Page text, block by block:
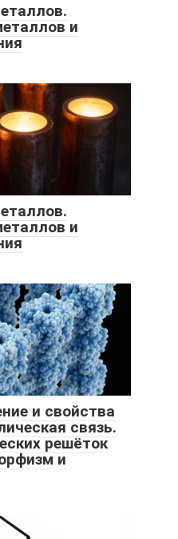
и
и
и свойства
связь.
решёток
и